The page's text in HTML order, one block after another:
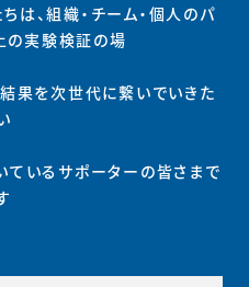
は、組織・チーム・個人のパ
の実験検証の場
果を次世代に繋いでいきた
ているサポーターの皆さまで